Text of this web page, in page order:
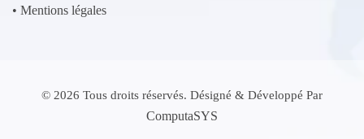
• Mentions légales
© 2026 Tous droits réservés. Désigné & Développé Par
ComputaSYS